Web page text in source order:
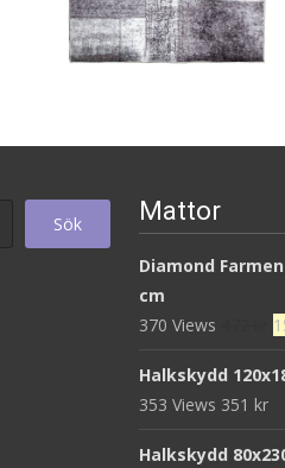
511kr
Sök
Mattor
Diamond
cm
370 Views
Halkskydd
353 Views 351 kr
Halkskydd